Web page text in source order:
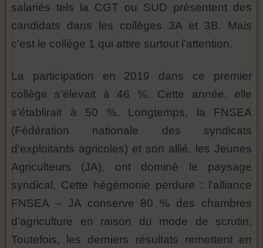
salariés tels la CGT ou SUD présentent des
candidats dans les collèges 3A et 3B. Mais
c’est le collège 1 qui attire surtout l’attention.
La participation en 2019 dans ce premier
collège s’élevait à 46 %. Cette année, elle
s’établirait à 50 %. Longtemps, la FNSEA
(Fédération nationale des syndicats
d'exploitants agricoles) et son allié, les Jeunes
Agriculteurs (JA), ont dominé le paysage
syndical. Cette hégémonie perdure : l’alliance
FNSEA – JA conserve 80 % des chambres
d’agriculture en raison du mode de scrutin.
Toutefois, les derniers résultats remettent en